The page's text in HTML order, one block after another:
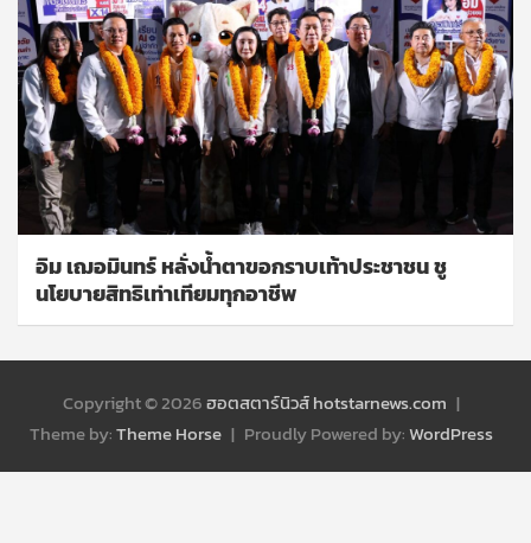
อิม เฌอมินทร์ หลั่งน้ำตาขอกราบเท้าประชาชน ชู
นโยบายสิทธิเท่าเทียมทุกอาชีพ
Copyright © 2026ฮอตสตาร์นิวส์ hotstarnews.com
Theme by:Theme Horse Proudly Powered by:WordPress